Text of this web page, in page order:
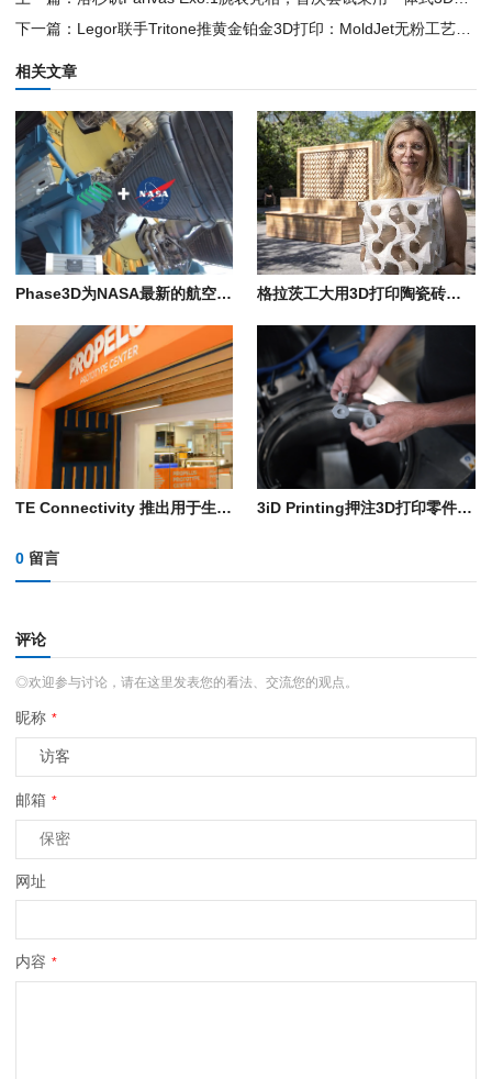
相关文章
Phase3D为NASA最新的航空航天3D打印零部件鉴定研究提供支持 格拉茨工大用3D打印陶瓷砖降温近7°C，靠的是多孔粘土和蒸发冷却
TE Connectivity 推出用于生产导管轴的自动化3D打印工艺 3iD Printing押注3D打印零件自动化后处理工序，以扩大生产规模
0 留言
评论
◎欢迎参与讨论，请在这里发表您的看法、交流您的观点。
昵称 *
邮箱 *
网址
内容 *